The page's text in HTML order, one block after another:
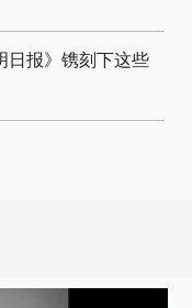
日报》镌刻下这些